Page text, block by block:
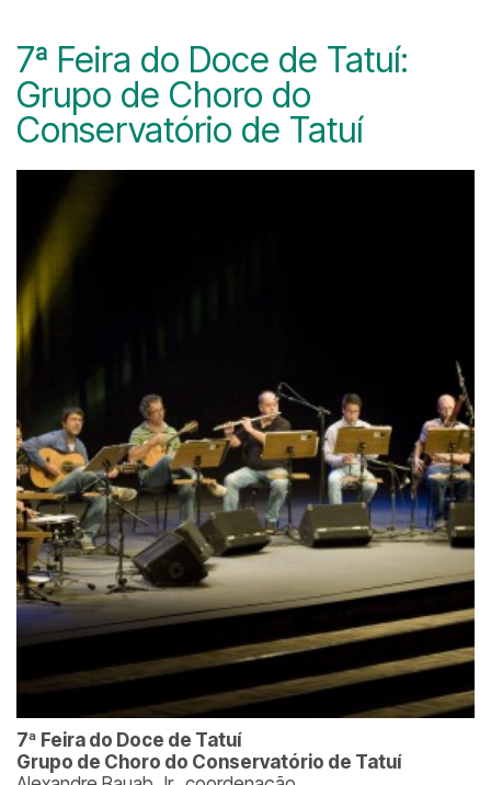
7ª Feira do Doce de Tatuí:
Grupo de Choro do
Conservatório de Tatuí
7ª Feira do Doce de Tatuí
Grupo de Choro do Conservatório de Tatuí